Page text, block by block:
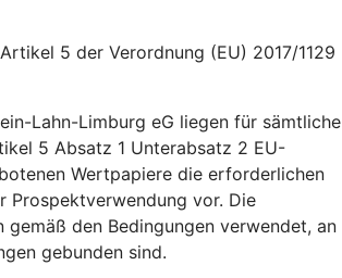
5 der Verordnung (EU) 2017/1129
Lahn-Limburg eG liegen für sämtliche
5 Absatz 1 Unterabsatz 2 EU-
Wertpapiere die erforderlichen
Prospektverwendung vor. Die
gemäß den Bedingungen verwendet, an
gebunden sind.